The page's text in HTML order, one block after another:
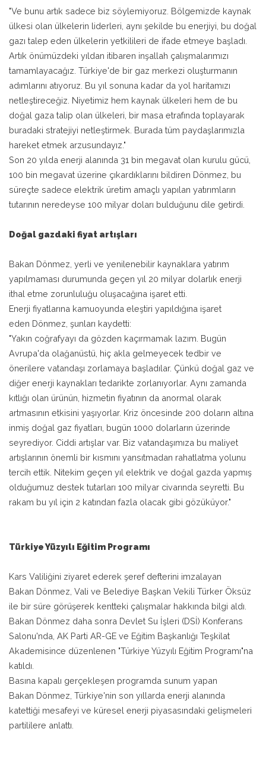
"Ve bunu artık sadece biz söylemiyoruz. Bölgemizde kaynak
ülkesi olan ülkelerin liderleri, aynı şekilde bu enerjiyi, bu doğal
gazı talep eden ülkelerin yetkilileri de ifade etmeye başladı.
Artık önümüzdeki yıldan itibaren inşallah çalışmalarımızı
tamamlayacağız. Türkiye'de bir gaz merkezi oluşturmanın
adımlarını atıyoruz. Bu yıl sonuna kadar da yol haritamızı
netleştireceğiz. Niyetimiz hem kaynak ülkeleri hem de bu
doğal gaza talip olan ülkeleri, bir masa etrafında toplayarak
buradaki stratejiyi netleştirmek. Burada tüm paydaşlarımızla
hareket etmek arzusundayız."
Son 20 yılda enerji alanında 31 bin megavat olan kurulu gücü,
100 bin megavat üzerine çıkardıklarını bildiren Dönmez, bu
süreçte sadece elektrik üretim amaçlı yapılan yatırımların
tutarının neredeyse 100 milyar doları bulduğunu dile getirdi.
Doğal gazdaki fiyat artışları
Bakan Dönmez, yerli ve yenilenebilir kaynaklara yatırım
yapılmaması durumunda geçen yıl 20 milyar dolarlık enerji
ithal etme zorunluluğu oluşacağına işaret etti.
Enerji fiyatlarına kamuoyunda eleştiri yapıldığına işaret
eden Dönmez, şunları kaydetti:
"Yakın coğrafyayı da gözden kaçırmamak lazım. Bugün
Avrupa'da olağanüstü, hiç akla gelmeyecek tedbir ve
önerilere vatandaşı zorlamaya başladılar. Çünkü doğal gaz ve
diğer enerji kaynakları tedarikte zorlanıyorlar. Aynı zamanda
kıtlığı olan ürünün, hizmetin fiyatının da anormal olarak
artmasının etkisini yaşıyorlar. Kriz öncesinde 200 doların altına
inmiş doğal gaz fiyatları, bugün 1000 dolarların üzerinde
seyrediyor. Ciddi artışlar var. Biz vatandaşımıza bu maliyet
artışlarının önemli bir kısmını yansıtmadan rahatlatma yolunu
tercih ettik. Nitekim geçen yıl elektrik ve doğal gazda yapmış
olduğumuz destek tutarları 100 milyar civarında seyretti. Bu
rakam bu yıl için 2 katından fazla olacak gibi gözüküyor."
Türkiye Yüzyılı Eğitim Programı
Kars Valiliğini ziyaret ederek şeref defterini imzalayan
Bakan Dönmez, Vali ve Belediye Başkan Vekili Türker Öksüz
ile bir süre görüşerek kentteki çalışmalar hakkında bilgi aldı.
Bakan Dönmez daha sonra Devlet Su İşleri (DSİ) Konferans
Salonu'nda, AK Parti AR-GE ve Eğitim Başkanlığı Teşkilat
Akademisince düzenlenen "Türkiye Yüzyılı Eğitim Programı"na
katıldı.
Basına kapalı gerçekleşen programda sunum yapan
Bakan Dönmez, Türkiye'nin son yıllarda enerji alanında
katettiği mesafeyi ve küresel enerji piyasasındaki gelişmeleri
partililere anlattı.